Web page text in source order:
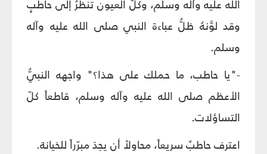
الله عليه وآله وسلم، وكلّ العيون تنظرُ إلى حاطبٍ
وقد لوَّنهُ ظلُّ عباءة النبي صلى الله عليه وآله
وسلم.
-"يا حاطب، ما حملك على هذا؟" واجهه النبيُّ
الأعظم صلى الله عليه وآله وسلم، قاطعاً كلّ
التساؤلات.
اعترف حاطبٌ سريعاً، محاولاً أن يجدَ مبرّراً للخيانة.